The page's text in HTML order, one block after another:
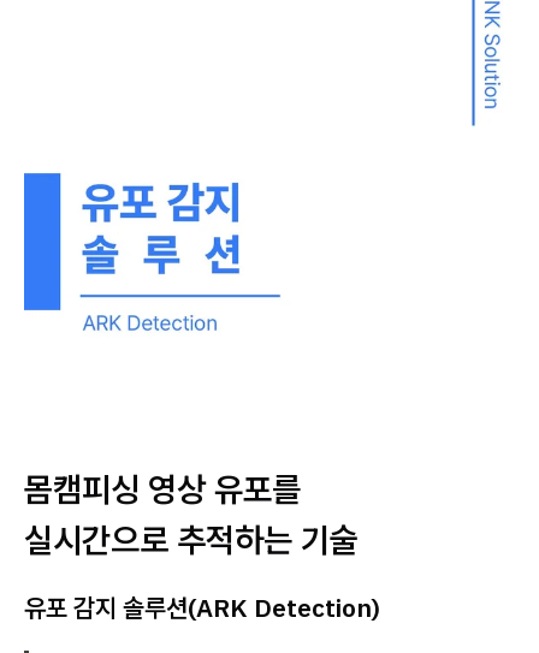
몸캠피싱 영상 유포를
실시간으로 추적하는 기술
유포 감지 솔루션(ARK Detection)